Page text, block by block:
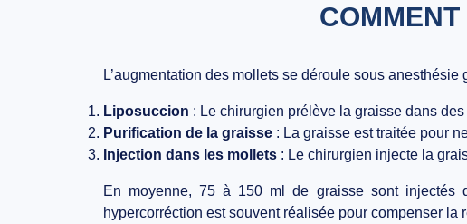
COMMENT
L’augmentation des mollets se déroule sous anesthésie
Liposuccion : Le chirurgien prélève la graisse dans
Purification de la graisse : La graisse est traitée pour
Injection dans les mollets : Le chirurgien injecte la
En moyenne,75 à 150 ml de graissesont injectés
hypercorréction est souvent réalisée pour compenser la